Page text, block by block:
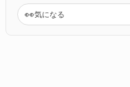
👀気になる